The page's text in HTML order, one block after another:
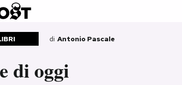
di Antonio Pascale
di oggi